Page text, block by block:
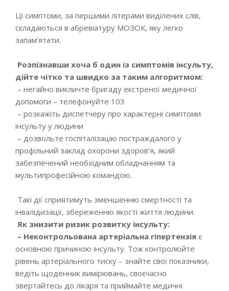
Ці симптоми, за першими літерами виділених слів,
складаються в абревіатуру МОЗОК, яку легко
запам’ятати.
Розпізнавши хоча б один із симптомів інсульту,
дійте чітко та швидко за таким алгоритмом:
– негайно викличте бригаду екстреної медичної
допомоги – телефонуйте 103
– розкажіть диспетчеру про характерні симптоми
інсульту у людини
– дозвольте госпіталізацію постраждалого у
профільний заклад охорони здоров’я, який
забезпечений необхідним обладнанням та
мультипрофесійною командою.
Такі дії сприятимуть зменшенню смертності та
інвалідизації, збереженню якості життя людини.
Як знизити ризик розвитку інсульту:
– Неконтрольована артеріальна гіпертензія є
основною причиною інсульту. Тож контролюйте
рівень артеріального тиску – знайте свої показники,
ведіть щоденник вимірювань, своєчасно
звертайтесь до лікаря та приймайте медичні